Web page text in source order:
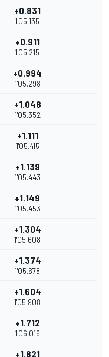
+0.831
1'05.135
+0.911
1'05.215
+0.994
1'05.298
+1.048
1'05.352
+1.111
1'05.415
+1.139
1'05.443
+1.149
1'05.453
+1.304
1'05.608
+1.374
1'05.678
+1.604
1'05.908
+1.712
1'06.016
+1.821